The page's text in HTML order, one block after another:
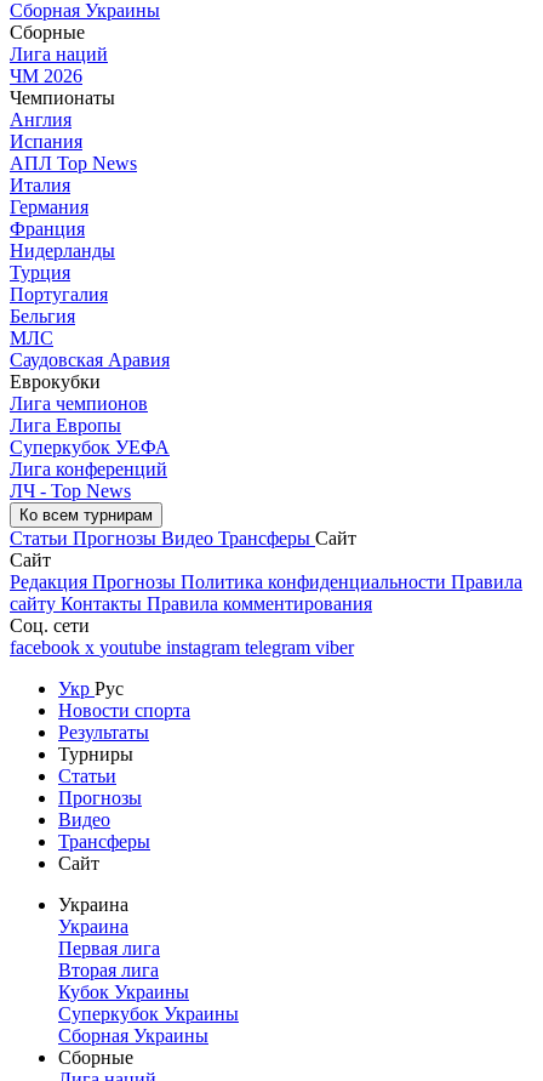
Сборная Украины
Сборные
Лига наций
ЧМ 2026
Чемпионаты
Англия
Испания
АПЛ Top News
Италия
Германия
Франция
Нидерланды
Турция
Португалия
Бельгия
МЛС
Саудовская Аравия
Еврокубки
Лига чемпионов
Лига Европы
Суперкубок УЕФА
Лига конференций
ЛЧ - Top News
Ко всем турнирам
Статьи Прогнозы Видео Трансферы Сайт
Сайт
Редакция Прогнозы Политика конфиденциальности Правила
сайту Контакты Правила комментирования
Соц. сети
facebook x youtube instagram telegram viber
Укр Рус
Новости спорта
Результаты
Турниры
Статьи
Прогнозы
Видео
Трансферы
Сайт
Украина
Украина
Первая лига
Вторая лига
Кубок Украины
Суперкубок Украины
Сборная Украины
Сборные